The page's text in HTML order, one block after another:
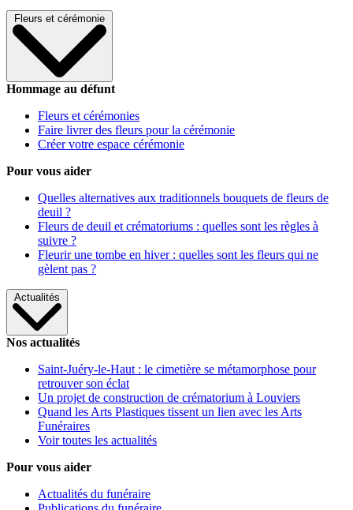
Fleurs et cérémonie
Hommage au défunt
Fleurs et cérémonies
Faire livrer des fleurs pour la cérémonie
Créer votre espace cérémonie
Pour vous aider
Quelles alternatives aux traditionnels bouquets de fleurs de
deuil ?
Fleurs de deuil et crématoriums : quelles sont les règles à
suivre ?
Fleurir une tombe en hiver : quelles sont les fleurs qui ne
gèlent pas ?
Actualités
Nos actualités
Saint-Juéry-le-Haut : le cimetière se métamorphose pour
retrouver son éclat
Un projet de construction de crématorium à Louviers
Quand les Arts Plastiques tissent un lien avec les Arts
Funéraires
Voir toutes les actualités
Pour vous aider
Actualités du funéraire